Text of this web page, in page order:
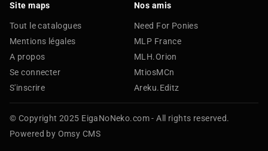
Site maps
Tout le catalogues
Mentions légales
A propos
Se connecter
S'inscrire
Nos amis
Need For Ponies
MLP France
MLH.Orion
MtiosMCn
Areku.Editz
© Copyright 2025 EigaNoNeko.com - All rights reserved.
Powered by Omsy CMS